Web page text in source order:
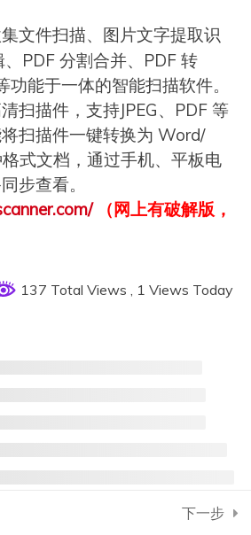
散点折
5
回归拟
5
统计概
估计检
敏感抽
文件扫描、图片文字提取识
PDF 分割合并、PDF 转
能于一体的智能扫描软件。
扫描件，支持JPEG、PDF 等
扫描件一键转换为 Word/
式文档，通过手机、平板电
步查看。
（网上有破解版，
137 Total Views , 1 Views Today
下一步